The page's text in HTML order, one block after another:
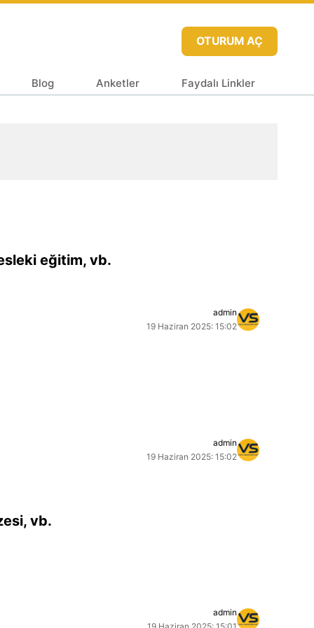
OTURUM AÇ
Blog Anketler Faydalı Linkler
eğitim, vb.
admin
19 Haziran 2025: 15:02
admin
19 Haziran 2025: 15:02
vb.
admin